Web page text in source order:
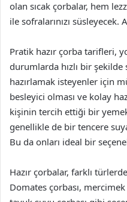
olan sıcak çorbalar, hem
ile sofralarınızı süsleyecek.
Pratik hazır çorba tarifleri,
durumlarda hızlı bir şekilde
hazırlamak isteyenler için
besleyici olması ve kolay
kişinin tercih ettiği bir
genellikle de bir tencere
Bu da onları ideal bir
Hazır çorbalar, farklı
Domates çorbası,